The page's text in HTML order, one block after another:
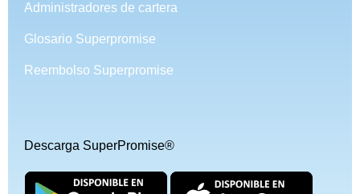
Administradores de cartera
Glosario Superpromise
Reembolso Superpromise
Descarga SuperPromise®